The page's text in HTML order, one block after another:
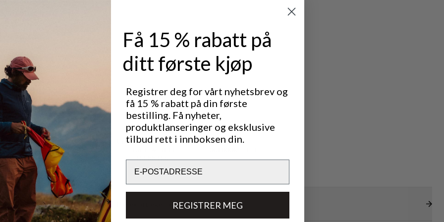
stretch for
lagt til
med
fri) for å
Utmerket for
TREKKING
Bærekraftsegenskaper
Få 15 % rabatt på
ditt første kjøp
Registrer deg for vårt nyhetsbrev og
få 15 % rabatt på din første
bestilling. Få nyheter,
produktlanseringer og eksklusive
tilbud rett i innboksen din.
REGISTRER MEG